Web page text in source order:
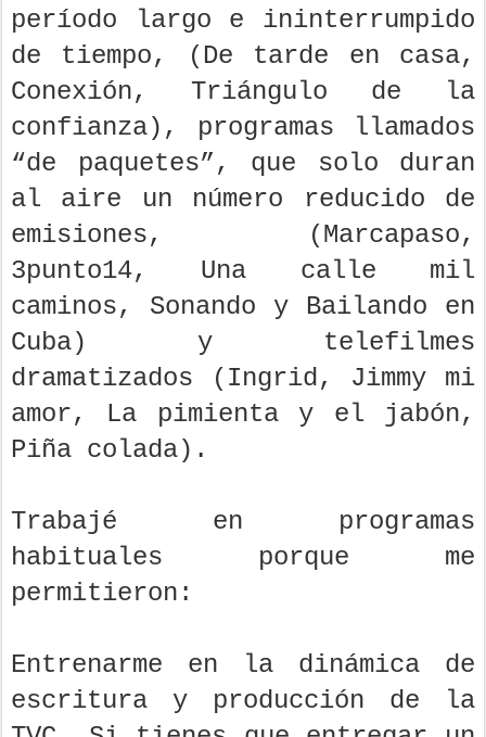
período largo e ininterrumpido
de tiempo, (De tarde en casa,
Conexión, Triángulo de la
confianza), programas llamados
“de paquetes”, que solo duran
al aire un número reducido de
emisiones, (Marcapaso,
3punto14, Una calle mil
caminos, Sonando y Bailando en
Cuba) y telefilmes
dramatizados (Ingrid, Jimmy mi
amor, La pimienta y el jabón,
Piña colada).
Trabajé en programas
habituales porque me
permitieron:
Entrenarme en la dinámica de
escritura y producción de la